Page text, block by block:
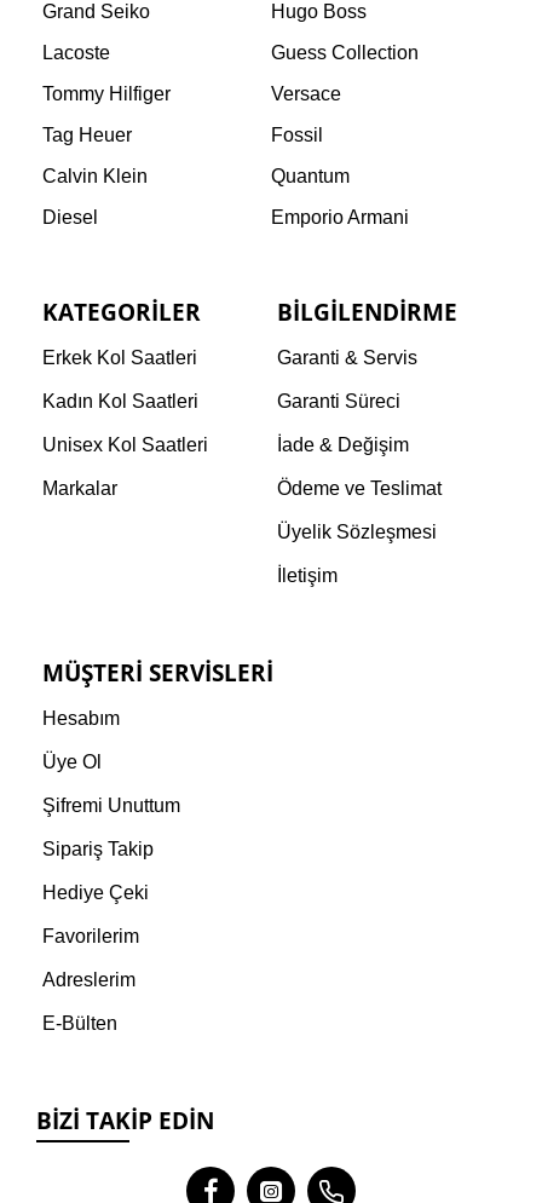
Grand Seiko
Hugo Boss
Lacoste
Guess Collection
Tommy Hilfiger
Versace
Tag Heuer
Fossil
Calvin Klein
Quantum
Diesel
Emporio Armani
KATEGORILER
Erkek Kol Saatleri
Kadın Kol Saatleri
Unisex Kol Saatleri
Markalar
BILGILENDIRME
Garanti & Servis
Garanti Süreci
İade & Değişim
Ödeme ve Teslimat
Üyelik Sözleşmesi
İletişim
MÜŞTERI SERVISLERI
Hesabım
Üye Ol
Şifremi Unuttum
Sipariş Takip
Hediye Çeki
Favorilerim
Adreslerim
E-Bülten
BIZI TAKIP EDIN